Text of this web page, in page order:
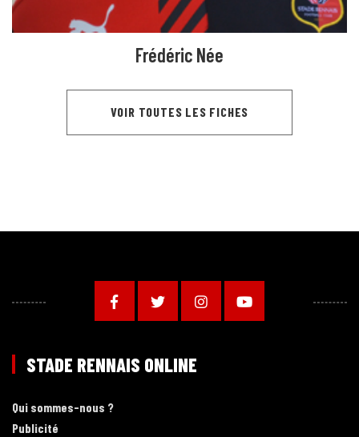
Frédéric Née
VOIR TOUTES LES FICHES
STADE RENNAIS ONLINE
Qui sommes-nous ?
Publicité